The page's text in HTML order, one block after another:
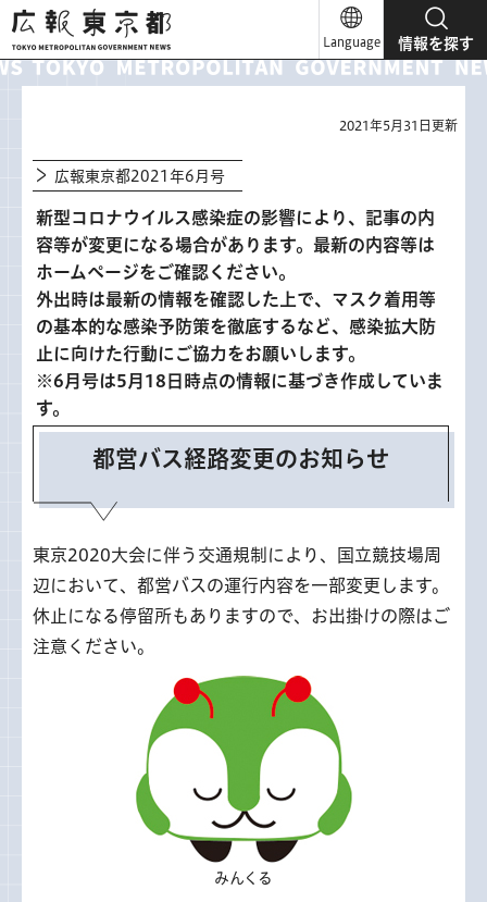
広報東京都
Language 情報を探す
2021年5月31日更新
広報東京都2021年6月号
新型コロナウイルス感染症の影響により、記事の内
容等が変更になる場合があります。最新の内容等は
ホームページをご確認ください。
外出時は最新の情報を確認した上で、マスク着用等
の基本的な感染予防策を徹底するなど、感染拡大防
止に向けた行動にご協力をお願いします。
※6月号は5月18日時点の情報に基づき作成していま
す。
都営バス経路変更のお知らせ
東京2020大会に伴う交通規制により、国立競技場周
辺において、都営バスの運行内容を一部変更します。
休止になる停留所もありますので、お出掛けの際はご
注意ください。
みんくる